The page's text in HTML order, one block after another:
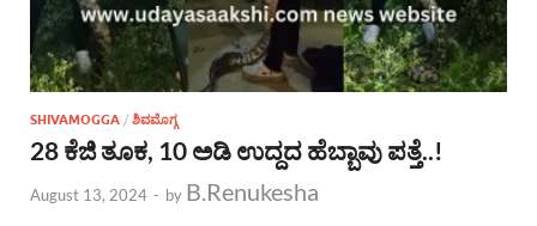
SHIVAMOGGA / ಶಿವಮೊಗ್ಗ
28 ಕೆಜಿ ತೂಕ, 10 ಅಡಿ ಉದ್ದದ ಹೆಬ್ಬಾವು ಪತ್ತೆ..!
August 13, 2024 - by B.Renukesha